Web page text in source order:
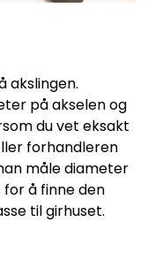
akslingen.
på akselen og
du vet eksakt
forhandleren
måle diameter
å finne den
til girhuset.